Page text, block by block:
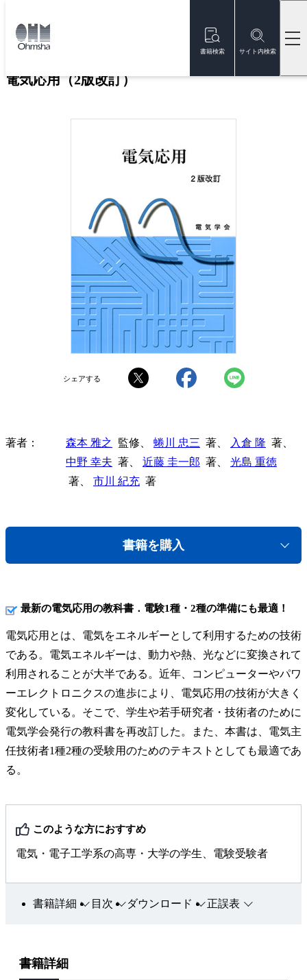
書籍検索 サイト内検索
トップ
電気応用（2版改訂）
シェアする
著者 森本 雅之 監修、 蜷川 忠三 著、 入倉 隆 著、
中野 幸夫 著、 近藤 圭一郎 著、 光島 重徳
著、 市川 紀充 著
書籍を購入
最新の電気応用の教科書．電験1種・2種の準備にも最適！
電気応用とは、電気をエネルギーとして利用するための技術
である。電気エネルギーは、動力や熱、光などに変換されて
利用されることが大半である。近年、コンピューターやパワ
ーエレクトロニクスの進歩により、電気応用の技術が大きく
変化している。そこで、学生や若手研究者・技術者のために
電気学会発行の教科書を再改訂した。また、本書は、電気主
任技術者1種2種の受験用のためのテキストとしても最適であ
る。
このような方におすすめ
電気・電子工学系の高専・大学の学生、電験受験者
書籍詳細 目次 ダウンロード 正誤表
書籍詳細